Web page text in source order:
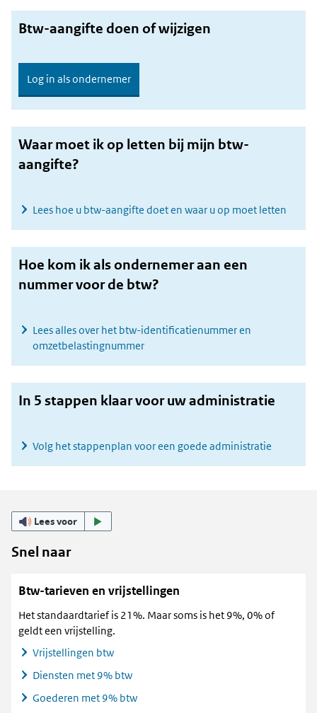
Btw-aangifte doen of wijzigen
Log in als ondernemer
Waar moet ik op letten bij mijn btw-
aangifte?
Lees hoe u btw-aangifte doet en waar u op moet letten
Hoe kom ik als ondernemer aan een
nummer voor de btw?
Lees alles over het btw-identificatienummer en
omzetbelastingnummer
In 5 stappen klaar voor uw administratie
Volg het stappenplan voor een goede administratie
Lees voor
Snel naar
Btw-tarieven en vrijstellingen
Het standaardtarief is 21%. Maar soms is het 9%, 0% of
geldt een vrijstelling.
Vrijstellingen btw
Diensten met 9% btw
Goederen met 9% btw